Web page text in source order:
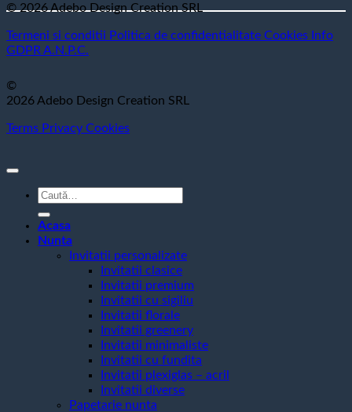
© 2026 Adebo Design Creation SRL
Termeni si conditii Politica de confidentialitate Cookies Info
GDPR A.N.P.C.
©
2026 Adebo Design Creation SRL
Terms Privacy Cookies
Caută
după:
Acasa
Nunta
Invitatii personalizate
Invitatii clasice
Invitatii premium
Invitatii cu sigiliu
Invitatii florale
Invitatii greenery
Invitatii minimaliste
Invitatii cu fundita
Invitatii plexiglas – acril
Invitatii diverse
Papetarie nunta